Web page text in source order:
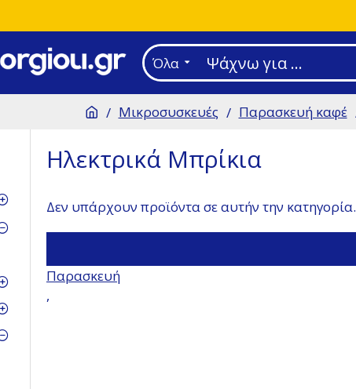
Όλα
Μικροσυσκευές Παρασκευή καφέ
Ηλεκτρικά Μπρίκια
Δεν υπάρχουν προϊόντα σε αυτήν την κατηγορία.
Παρασκευή
,